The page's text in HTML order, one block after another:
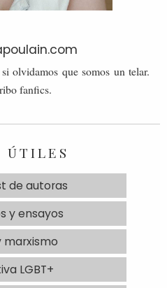
olvidamos que somos un telar.
fanfics.
ÚTILES
de autoras
y ensayos
marxismo
LGBT+